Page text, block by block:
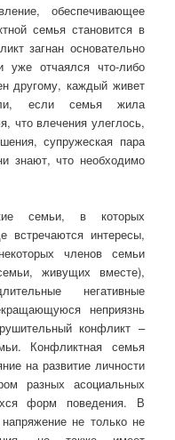
обеспечивающее
семья становится в
загнан основательно
уже отчаялся что-либо
другому, каждый живет
если семья жила
что влечения улеглось,
супружеская пара
знают, что необходимо
семьи, в которых
встречаются интересы,
членов семьи
живущих вместе),
негативные
неприязнь
конфликт –
Конфликтная семья
на развитие личности
разных асоциальных
форм поведения. В
не только не